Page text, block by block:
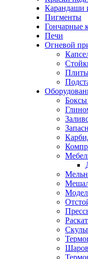
Карандаши
Пигменты
Гончарные
Печи
Огневой